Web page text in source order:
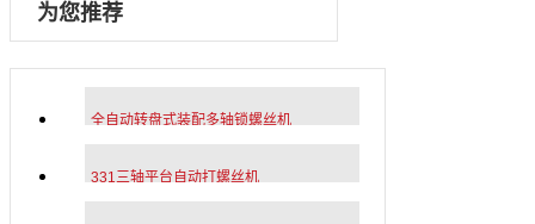
为您推荐
全自动转盘式装配多轴锁螺丝机
331三轴平台自动打螺丝机